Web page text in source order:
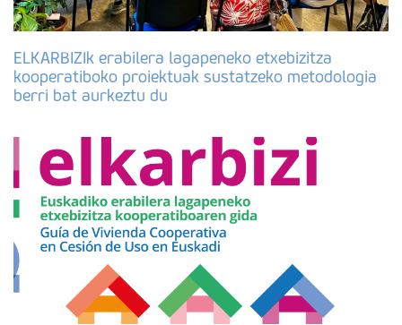
ELKARBIZIk erabilera lagapeneko etxebizitza
kooperatiboko proiektuak sustatzeko metodologia
berri bat aurkeztu du